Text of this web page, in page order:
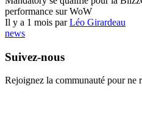
performance sur WoW
Il y a 1 mois parLéo Girardeau
news
Suivez-nous
Rejoignez la communauté pour ne